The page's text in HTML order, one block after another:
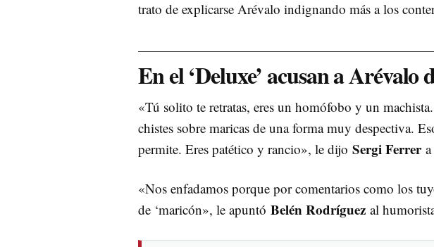
trato de explicarse Arévalo indignando más a los
En el ‘Deluxe’ acusan a Arévalo
«Tú solito te retratas, eres un homófobo y un
chistes sobre maricas de una forma muy despectiva.
permite. Eres patético y rancio», le dijo Sergi Ferrera
«Nos enfadamos porque por comentarios como los
de ‘maricón», le apuntó Belén Rodríguez al